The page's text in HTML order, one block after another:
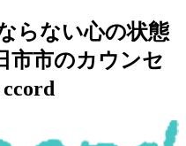
らない心の状態
市市のカウンセ